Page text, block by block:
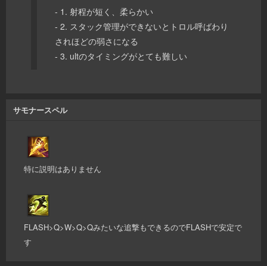
- 1. 射程が短く、柔らかい
- 2. スタック管理ができないとトロル呼ばわり
されほどの弱さになる
- 3. ultのタイミングがとても難しい
サモナースペル
特に説明はありません
FLASH>Q>W>Q>Qみたいな追撃もできるのでFLASHで安定で
す